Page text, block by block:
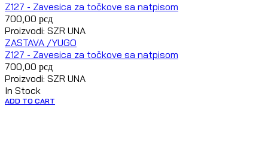
Z127 - Zavesica za točkove sa natpisom
700,00 рсд
Proizvodi: SZR UNA
ZASTAVA /YUGO
Z127 - Zavesica za točkove sa natpisom
700,00 рсд
Proizvodi: SZR UNA
In Stock
ADD TO CART